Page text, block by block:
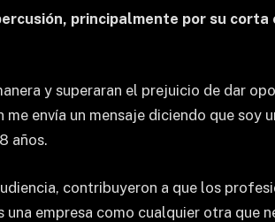
principalmente por su corta
y superaran el prejuicio de dar
envía un mensaje diciendo que soy
años.
contribuyeron a que los
empresa como cualquier otra que